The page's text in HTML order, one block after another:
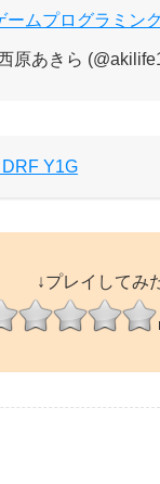
ームプログラミン
原あきら
DRF Y1G
↓プレイしてみ